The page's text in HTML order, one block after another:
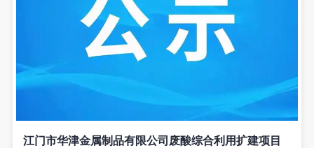
江门市华津金属制品有限公司废酸综合利用扩建项目